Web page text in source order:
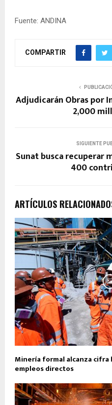
Fuente: ANDINA
COMPARTIR
Adjudicarán Obras por
2,000
SIGUIENTE
Sunat busca recuperar
400
ARTÍCULOS
Minería formal alcanza
empleos directos